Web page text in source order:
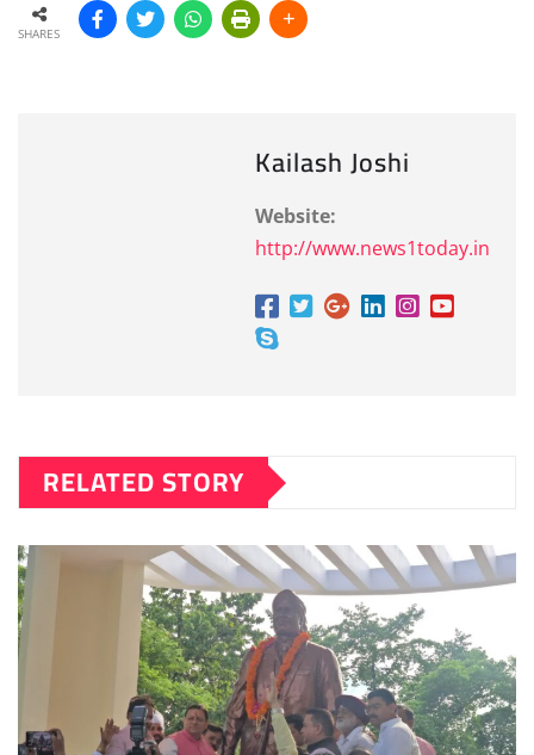
SHARES
Kailash Joshi
Website:
http://www.news1today.in
RELATED STORY